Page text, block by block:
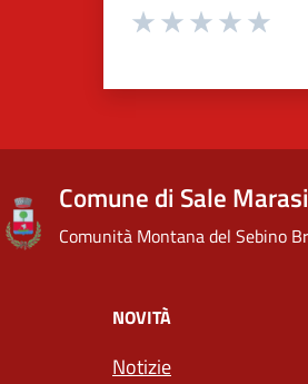
Valuta da 1 a 5 stelle la
Comune di Sale
Comunità Montana del Sebino
NOVITÀ
Notizie